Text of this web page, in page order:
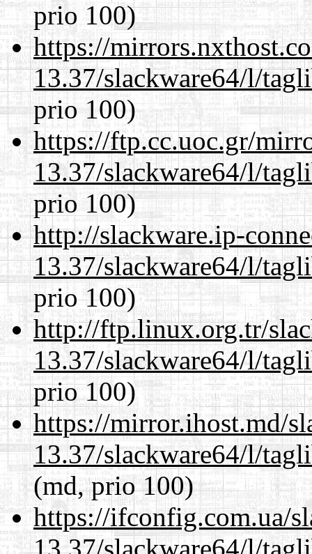
prio 100)
https://
13.37/slackware64/l/
prio 100)
https://ftp.cc.uoc.gr/
13.37/slackware64/l/
prio 100)
http://slackware.ip-
13.37/slackware64/l/
prio 100)
http://ftp.linux.org.tr/
13.37/slackware64/l/
prio 100)
https://mirror.ihost.md/
13.37/slackware64/l/
(md, prio 100)
https://ifconfig.com.ua/
13.37/slackware64/l/